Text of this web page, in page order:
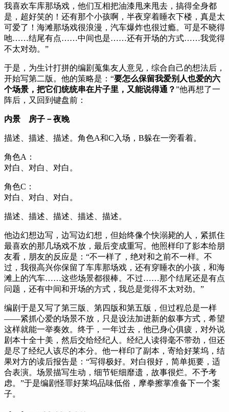
我喜欢车库那场戏，他们互相把油漆甩来甩去，搞得全身都
是，超好笑的！还有那个小孩啊，半夜穿着睡衣下楼，真是太
可爱了！海滩那场戏很浪漫，汽车爆炸也很过瘾。可是不晓得
吔……结尾有点……中间也是……还有开场的方式……我觉得
不太对劲。”
于是，为生计打拼的编剧蒐集友人意见，综合自己的想法后，
开始写第二版。他的策略是：“要怎么保留我爱别人也爱的六
个场景，把它们统统串在片子里，又能说得通？”他再想了一
阵后，又回到键盘前：
内景 房子－夜晚
描述、描述、描述。角色A和C入场，B躲在一旁看着。
角色A：
对白、对白、对白。
角色C：
对白、对白、对白。
描述、描述、描述、描述、描述。
他边幻想边写，边写边幻想，但始终像个快溺毙的人，紧抓住
最喜欢的那几场戏不放，最后变成重写。他照样印了影本给朋
友看，朋友的反应是：“不一样了，绝对和之前不一样。不
过，我很高兴你保留了车库那场戏，还有穿睡衣的小孩，和海
滩上的汽车……这些场景都很棒。不过……那个结尾还是有点
问题，还有中间和开场的方式，我总是觉得不太对劲。”
编剧于是又写了第三版、第四版和第五版，但过程总是一样
——紧抓心爱的场景不放，只是设法加进新的叙事方式，希望
这样就能一举奏效。终于，一年过去，他已身心俱疲，对外说
剧本十全十美，然后交给经纪人。经纪人读得毫不带劲，但还
是尽了经纪人该尽的本分。他一样印了副本，寄给好莱坞，结
果对方的读后报告是：“写得极好。对白很好，简单扼要，适
合表演。场景描写生动，细节钜细靡遗，故事很烂。不予考
虑。”于是编剧怪罪好莱坞品味低俗，摩拳擦掌准备下一个案
子。